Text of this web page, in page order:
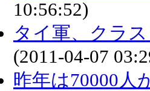
10:56:52)
タイ軍、クラ
(2011-04-07
昨年は70000人